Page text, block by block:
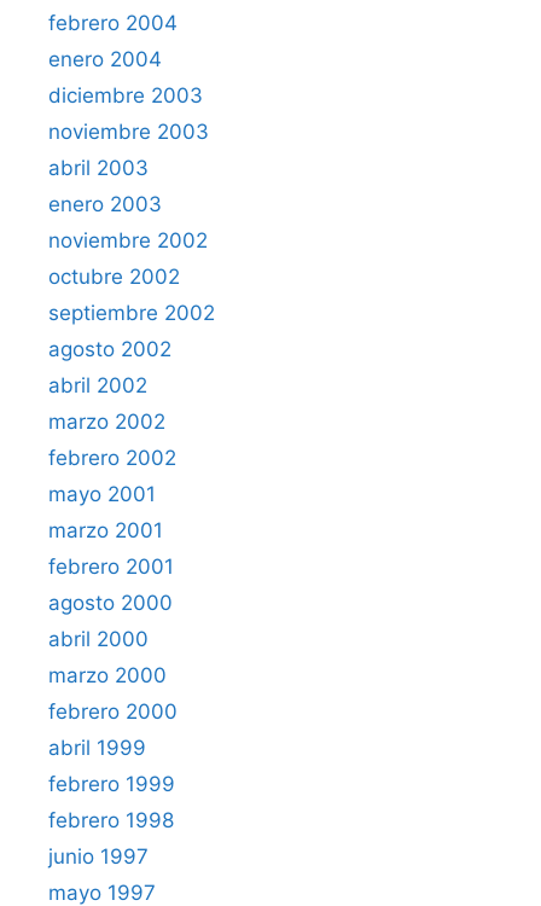
febrero 2004
enero 2004
diciembre 2003
noviembre 2003
abril 2003
enero 2003
noviembre 2002
octubre 2002
septiembre 2002
agosto 2002
abril 2002
marzo 2002
febrero 2002
mayo 2001
marzo 2001
febrero 2001
agosto 2000
abril 2000
marzo 2000
febrero 2000
abril 1999
febrero 1999
febrero 1998
junio 1997
mayo 1997